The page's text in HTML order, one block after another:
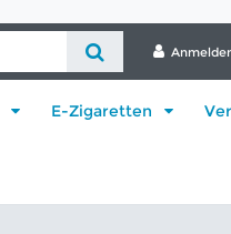
E-Zigaretten